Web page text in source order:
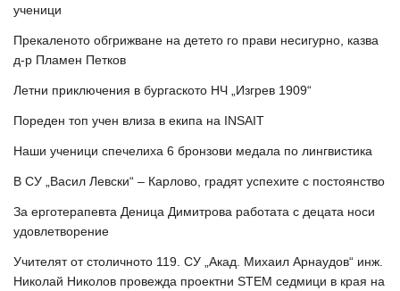
ученици
Прекаленото обгрижване на детето го прави несигурно, казва
д-р Пламен Петков
Летни приключения в бургаското НЧ „Изгрев 1909“
Пореден топ учен влиза в екипа на INSAIT
Наши ученици спечелиха 6 бронзови медала по лингвистика
В СУ „Васил Левски“ – Карлово, градят успехите с постоянство
За ерготерапевта Деница Димитрова работата с децата носи
удовлетворение
Учителят от столичното 119. СУ „Акад. Михаил Арнаудов“ инж.
Николай Николов провежда проектни STEM седмици в края на